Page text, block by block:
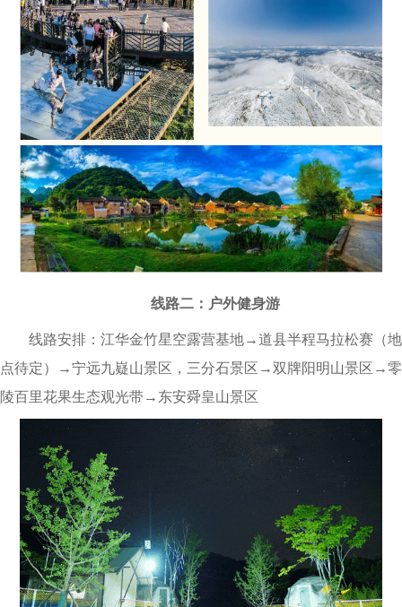
线路二：户外健身游
线路安排：江华金竹星空露营基地→道县半程马拉松赛（地
点待定）→宁远九嶷山景区，三分石景区→双牌阳明山景区→零
陵百里花果生态观光带→东安舜皇山景区